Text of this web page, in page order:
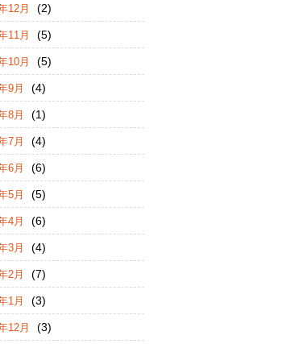
12月 (2)
11月 (5)
10月 (5)
9月 (4)
8月 (1)
7月 (4)
6月 (6)
5月 (5)
4月 (6)
3月 (4)
2月 (7)
1月 (3)
12月 (3)